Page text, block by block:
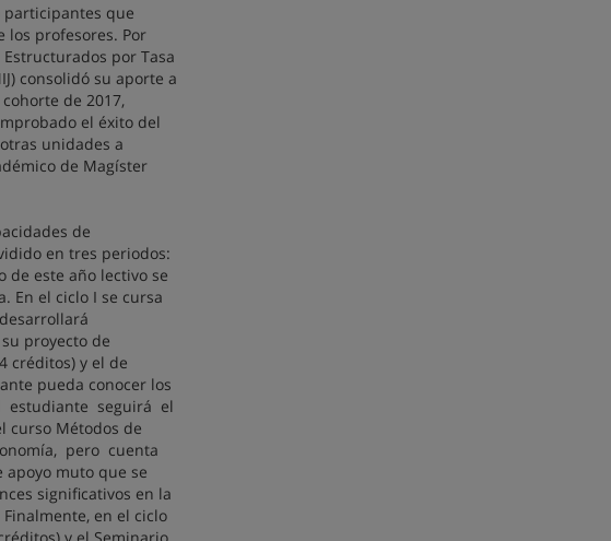
participantes que
los profesores. Por
por Tasa
consolidó su aporte a
de 2017,
el éxito del
unidades a
de Magíster
de
en tres periodos:
de este año lectivo se
En el ciclo I se cursa
proyecto de
créditos) y el de
pueda conocer los
estudiante seguirá el
curso Métodos de
pero cuenta
muto que se
significativos en la
en el ciclo